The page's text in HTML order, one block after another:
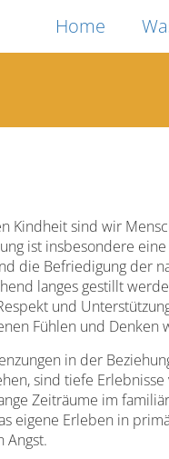
Home
Kindheit sind wir
ist insbesondere
die Befriedigung der
langes gestillt
und
Fühlen und Denken
in der
sind tiefe
Zeiträume im
eigene Erleben in
Angst.